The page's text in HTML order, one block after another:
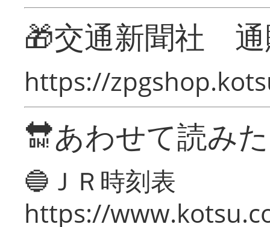
🎁交通新聞社
https://
🔛あわせて読み
🔵ＪＲ時刻表
https://